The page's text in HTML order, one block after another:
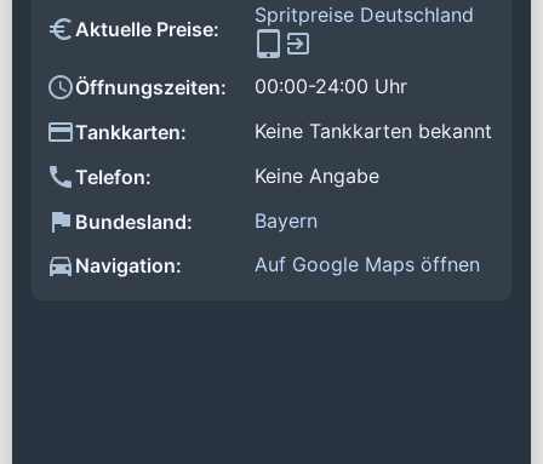
Aktuelle Preise:
Spritpreise Deutschland
Öffnungszeiten:
00:00-24:00 Uhr
Tankkarten:
Keine Tankkarten bekannt
Telefon:
Keine Angabe
Bundesland:
Bayern
Navigation:
Auf Google Maps öffnen